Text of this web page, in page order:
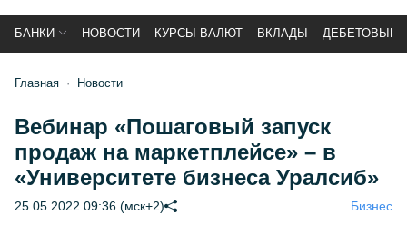
БАНКИ НОВОСТИ КУРСЫ ВАЛЮТ ВКЛАДЫ ДЕБЕТОВЫЕ
Главная Новости
Вебинар «Пошаговый запуск
продаж на маркетплейсе» – в
«Университете бизнеса Уралсиб»
25.05.2022 09:36 (мск+2) Бизнес